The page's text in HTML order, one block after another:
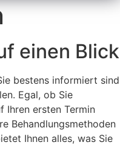
einen Blick
bestens informiert sind
Egal, ob Sie
Ihren ersten Termin
Behandlungsmethoden
Ihnen alles, was Sie